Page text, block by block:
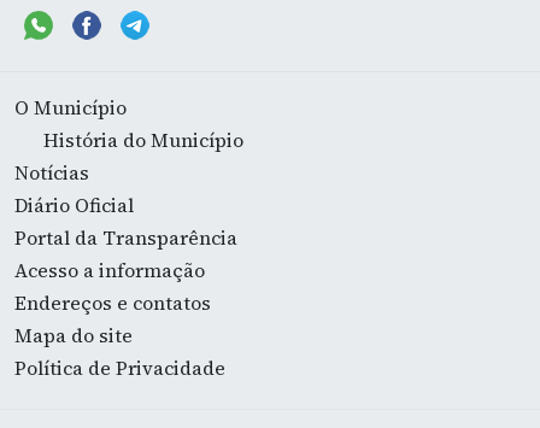
O Município
História do Município
Notícias
Diário Oficial
Portal da Transparência
Acesso a informação
Endereços e contatos
Mapa do site
Política de Privacidade